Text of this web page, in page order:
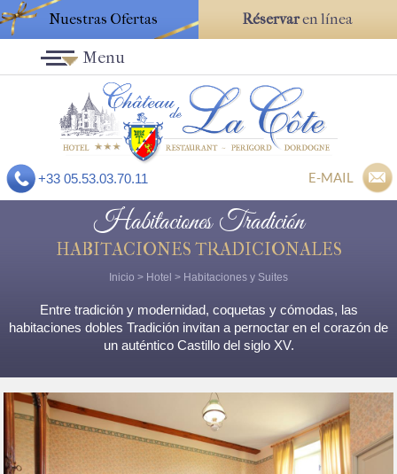
Nuestras Ofertas Réservaren línea
+33 05.53.03.70.11 E-MAIL
Menu
Habitaciones Tradición
HABITACIONES TRADICIONALES
Inicio > Hotel > Habitaciones y Suites
Entre tradición y modernidad, coquetas y cómodas, las
habitaciones dobles Tradición invitan a pernoctar en el corazón de
un auténtico Castillo del siglo XV.